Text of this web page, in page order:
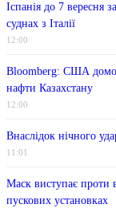
Іспанія до 7 вересня
суднах з Італії
12:00
Bloomberg: США
нафти Казахстану
12:00
Внаслідок нічного
11:01
Маск виступає проти
пускових установках